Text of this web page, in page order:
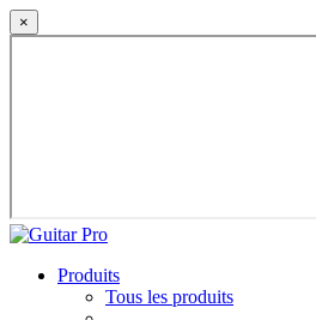
×
Produits
Tous les produits